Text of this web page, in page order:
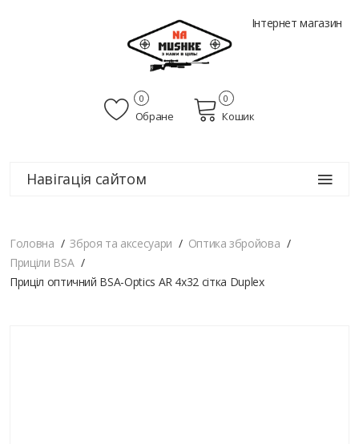
Інтернет магазин
Обране
0
Кошик
0
Навігація сайтом
Головна Зброя та аксесуари
Оптика збройова
Приціли BSA
Приціл оптичний BSA-Optics AR 4х32 сітка Duplex